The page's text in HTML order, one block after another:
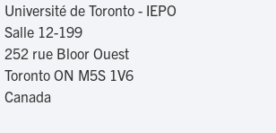
Université de Toronto - IEPO
Salle 12-199
252 rue Bloor Ouest
Toronto ON M5S 1V6
Canada